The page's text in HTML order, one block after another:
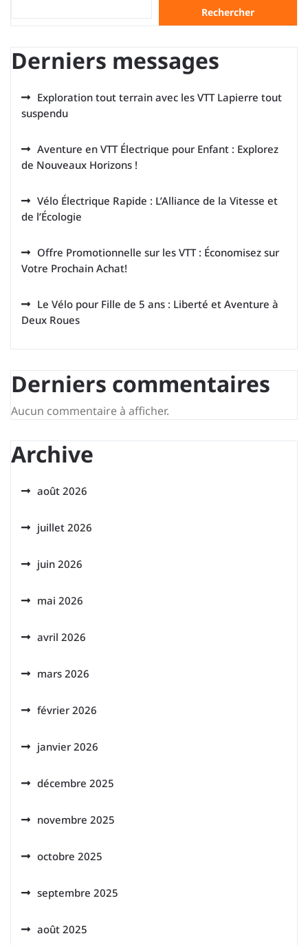
Rechercher
Derniers messages
Exploration tout terrain avec les VTT Lapierre tout
suspendu
Aventure en VTT Électrique pour Enfant : Explorez
de Nouveaux Horizons !
Vélo Électrique Rapide : L’Alliance de la Vitesse et
de l’Écologie
Offre Promotionnelle sur les VTT : Économisez sur
Votre Prochain Achat!
Le Vélo pour Fille de 5 ans : Liberté et Aventure à
Deux Roues
Derniers commentaires
Aucun commentaire à afficher.
Archive
août 2026
juillet 2026
juin 2026
mai 2026
avril 2026
mars 2026
février 2026
janvier 2026
décembre 2025
novembre 2025
octobre 2025
septembre 2025
août 2025